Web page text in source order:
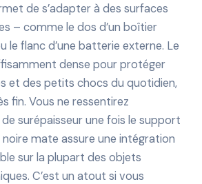
de s’adapter à des surfaces
– comme le dos d’un boîtier
le flanc d’une batterie externe. Le
dense pour protéger
et des petits chocs du quotidien,
fin. Vous ne ressentirez
surépaisseur une fois le support
noire mate assure une intégration
sur la plupart des objets
C’est un atout si vous